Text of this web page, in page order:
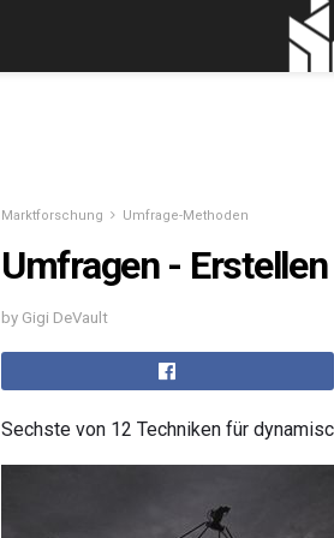
Marktforschung Umfrage-Methoden
Umfragen -
by Gigi DeVault
Sechste von 12 Techniken für